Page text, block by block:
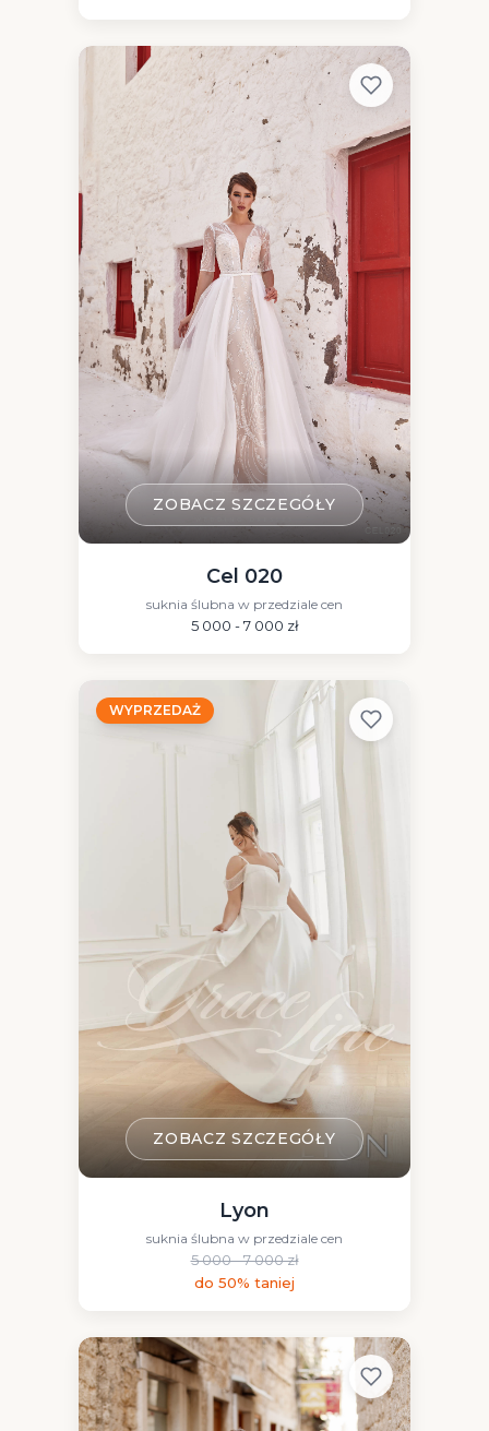
ZOBACZ SZCZEGÓŁY
Cel 020
suknia ślubna w przedziale cen
5 000 - 7 000 zł
WYPRZEDAŻ
ZOBACZ SZCZEGÓŁY
Lyon
suknia ślubna w przedziale cen
5 000 - 7 000 zł
do 50% taniej